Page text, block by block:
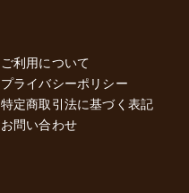
ご利用について
プライバシーポリシー
特定商取引法に基づく表記
お問い合わせ